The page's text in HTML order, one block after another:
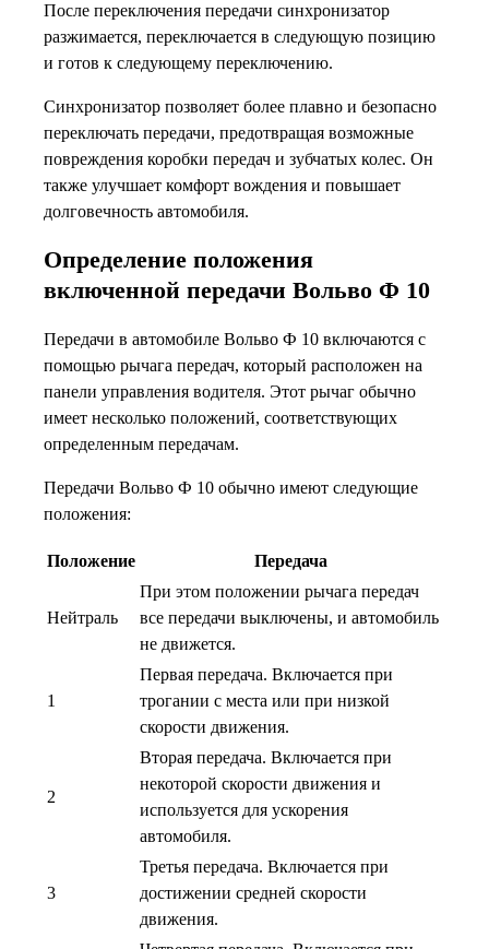
После переключения передачи синхронизатор
разжимается, переключается в следующую позицию
и готов к следующему переключению.
Синхронизатор позволяет более плавно и безопасно
переключать передачи, предотвращая возможные
повреждения коробки передач и зубчатых колес. Он
также улучшает комфорт вождения и повышает
долговечность автомобиля.
Определение положения
включенной передачи Вольво Ф 10
Передачи в автомобиле Вольво Ф 10 включаются с
помощью рычага передач, который расположен на
панели управления водителя. Этот рычаг обычно
имеет несколько положений, соответствующих
определенным передачам.
Передачи Вольво Ф 10 обычно имеют следующие
положения:
Положение Передача
Нейтраль
При этом положении рычага передач
все передачи выключены, и автомобиль
не движется.
1
Первая передача. Включается при
трогании с места или при низкой
скорости движения.
2
Вторая передача. Включается при
некоторой скорости движения и
используется для ускорения
автомобиля.
3
Третья передача. Включается при
достижении средней скорости
движения.